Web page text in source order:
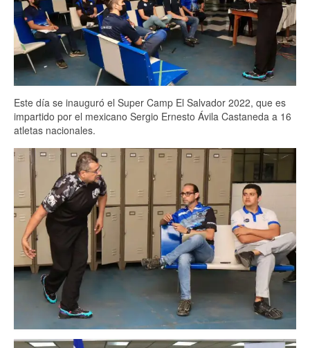
RR TERCERA
Academia
Estatutos
Calendario 2024
Calendario por Semana 2024
Descargar estatutos
Este día se inauguró el Super Camp El Salvador 2022, que es
impartido por el mexicano Sergio Ernesto Ávila Castaneda a 16
atletas nacionales.